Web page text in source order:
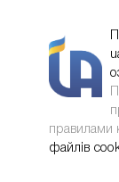
правилами
файлів